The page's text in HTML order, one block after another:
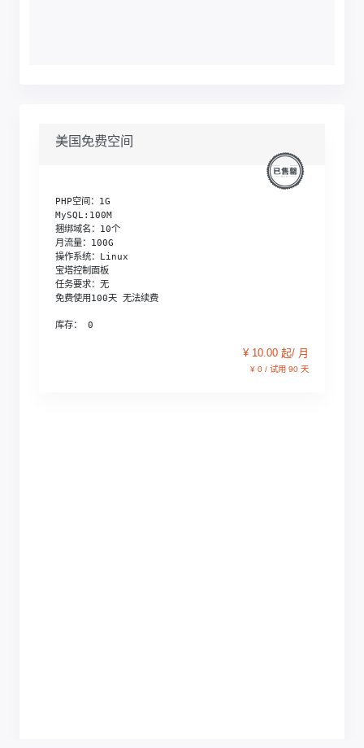
美国免费空间
PHP空间：1G
MySQL:100M
捆绑域名：10个
月流量：100G
操作系统：Linux
宝塔控制面板
任务要求：无
免费使用100天 无法续费
库存： 0
¥ 10.00 起/ 月
¥ 0 / 试用 90 天